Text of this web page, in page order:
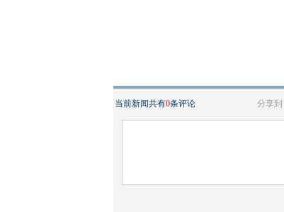
当前新闻共有0条评论 分享到